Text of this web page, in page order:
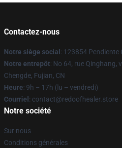
Contactez-nous
Notre siège social : 123854 Pendiente
Notre entrepôt: No 64, rue Qinghang,
Chengde, Fujian, CN
Heure: 9h – 17h (lu – vendredi)
Courriel : contact@redoofhealer.store
Notre société
Sur nous
Conditions générales